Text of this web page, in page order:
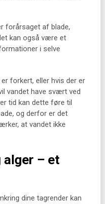
forårsaget af blade,
kan også være et
i selve
forkert, eller hvis der er
vandet have svært ved
tid kan dette føre til
og derfor er det
at vandet ikke
– et
dine tagrender kan